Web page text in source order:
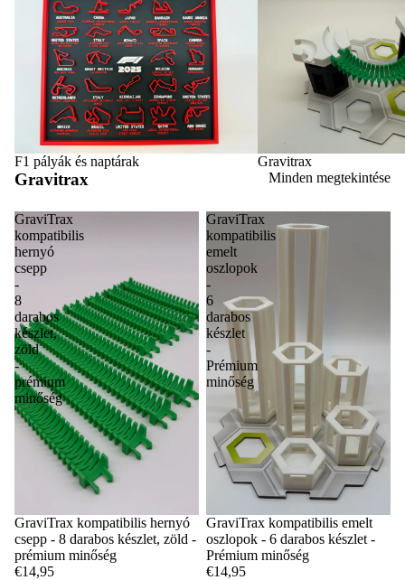
F1 pályák és naptárak Gravitrax
Gravitrax Minden megtekintése
GraviTrax
kompatibilis
hernyó
csepp
-
8
darabos
készlet,
zöld
-
prémium
minőség
GraviTrax kompatibilis hernyó
csepp - 8 darabos készlet, zöld -
prémium minőség
€14,95
GraviTrax
kompatibilis
emelt
oszlopok
-
6
darabos
készlet
-
Prémium
minőség
GraviTrax kompatibilis emelt
oszlopok - 6 darabos készlet -
Prémium minőség
€14,95